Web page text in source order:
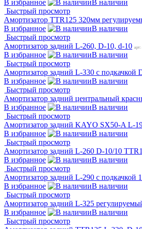
В избранное
В наличии
Быстрый просмотр
Амортизатор TTR125 320мм
В избранное
В наличии
Быстрый просмотр
Амортизатор задний L-260, D-10, d-10 арт:
В избранное
В наличии
Быстрый просмотр
Амортизатор задний L-330 с подкачкой
В избранное
В наличии
Быстрый просмотр
Амортизатор задний центральный
В избранное
В наличии
Быстрый просмотр
Амортизатор задний KAYO SX50-A L-
В избранное
В наличии
Быстрый просмотр
Амортизатор задний L-260 D-10/10
В избранное
В наличии
Быстрый просмотр
Амортизатор задний L-290 с подкачкой
В избранное
В наличии
Быстрый просмотр
Амортизатор задний L-325
В избранное
В наличии
Быстрый просмотр